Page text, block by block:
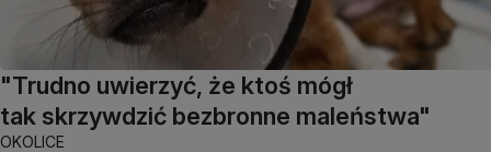
"Trudno uwierzyć, że ktoś mógł
tak skrzywdzić bezbronne maleństwa"
OKOLICE